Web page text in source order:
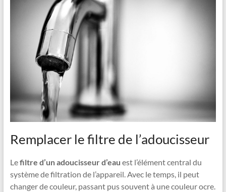
Remplacer le filtre de l’adoucisseur
Lefiltre d’un adoucisseur d’eau est l’élément central du
système de filtration de l’appareil. Avec le temps, il peut
changer de couleur, passant pus souvent à une couleur ocre.